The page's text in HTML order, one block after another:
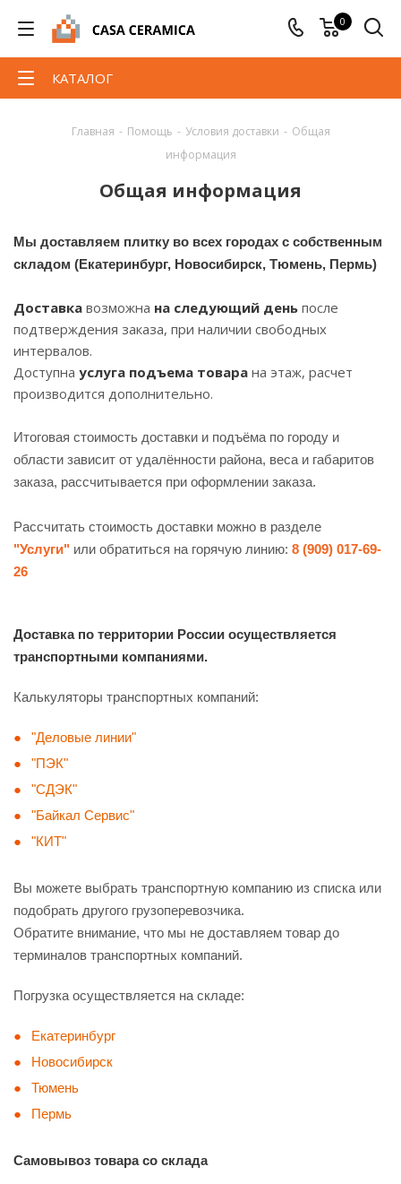
0
КАТАЛОГ
Главная - Помощь - Условия доставки - Общая
информация
Общая информация
Мы доставляем плитку во всех городах с собственным
складом (Екатеринбург, Новосибирск, Тюмень, Пермь)
Доставка возможна на следующий день после
подтверждения заказа, при наличии свободных
интервалов.
Доступна услуга подъема товара на этаж, расчет
производится дополнительно.
Итоговая стоимость доставки и подъёма по городу и
области зависит от удалённости района, веса и габаритов
заказа, рассчитывается при оформлении заказа.
Рассчитать стоимость доставки можно в разделе
"Услуги" или обратиться на горячую линию: 8 (909) 017-69-
26
Доставка по территории России осуществляется
транспортными компаниями.
Калькуляторы транспортных компаний:
"Деловые линии"
"ПЭК"
"СДЭК"
"Байкал Сервис"
"КИТ"
Вы можете выбрать транспортную компанию из списка или
подобрать другого грузоперевозчика.
Обратите внимание, что мы не доставляем товар до
терминалов транспортных компаний.
Погрузка осуществляется на складе:
Екатеринбург
Новосибирск
Тюмень
Пермь
Самовывоз товара со склада